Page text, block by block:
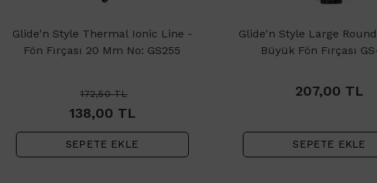
Glide'n Style Thermal Ionic Line -
Fön Fırçası 20 Mm No: GS255
172,50TL
138,00 TL
SEPETE EKLE
Glide'n Style Large
Büyük Fön Fırçası
207,00 TL
SEPETE EKLE